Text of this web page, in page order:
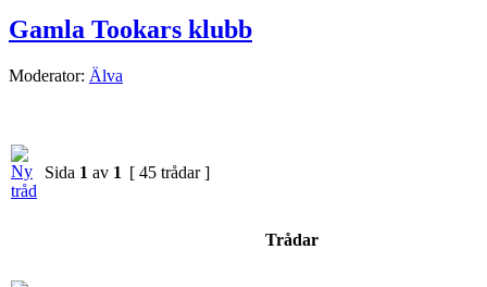
Gamla Tookars klubb
Moderator: Älva
Sida 1 av 1 [ 45 trådar ]
Trådar